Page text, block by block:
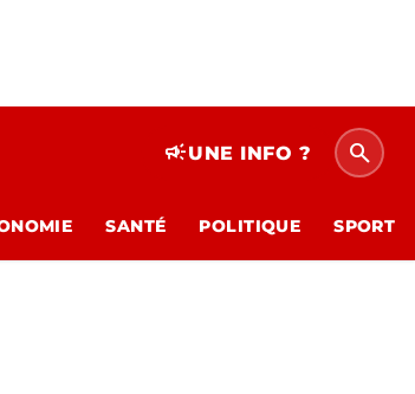
campaignUNE INFO ? search
SANTÉ POLITIQUE SPORT